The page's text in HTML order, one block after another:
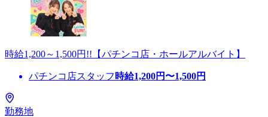
時給1,200～1,500円!!【パチンコ店・ホールアルバイト】
パチンコ店スタッフ 時給1,200円〜1,500円
勤務地